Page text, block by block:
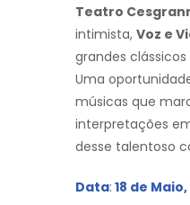
Teatro
intimista, Voz e
grandes
Uma
músicas que
interpretações
desse talentoso
Data: 18 de